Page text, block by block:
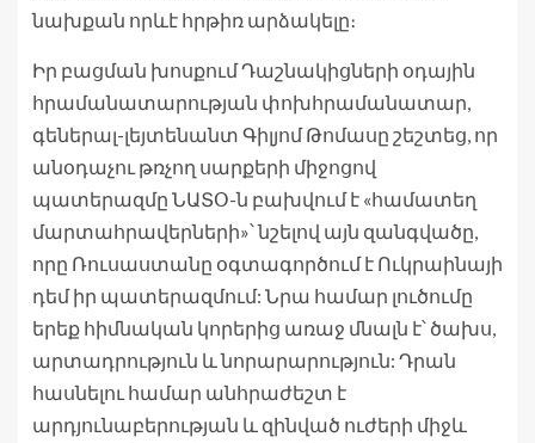
նախքան որևէ հրթիռ արձակելը։
Իր բացման խոսքում Դաշնակիցների օդային
հրամանատարության փոխհրամանատար,
գեներալ-լեյտենանտ Գիլյոմ Թոմասը շեշտեց, որ
անօդաչու թռչող սարքերի միջոցով
պատերազմը ՆԱՏՕ-ն բախվում է «համատեղ
մարտահրավերների»՝ նշելով այն զանգվածը,
որը Ռուսաստանը օգտագործում է Ուկրաինայի
դեմ իր պատերազմում: Նրա համար լուծումը
երեք հիմնական կորերից առաջ մնալն է՝ ծախս,
արտադրություն և նորարարություն: Դրան
հասնելու համար անհրաժեշտ է
արդյունաբերության և զինված ուժերի միջև